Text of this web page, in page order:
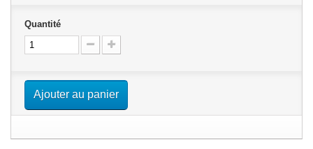
Quantité
Ajouter au panier